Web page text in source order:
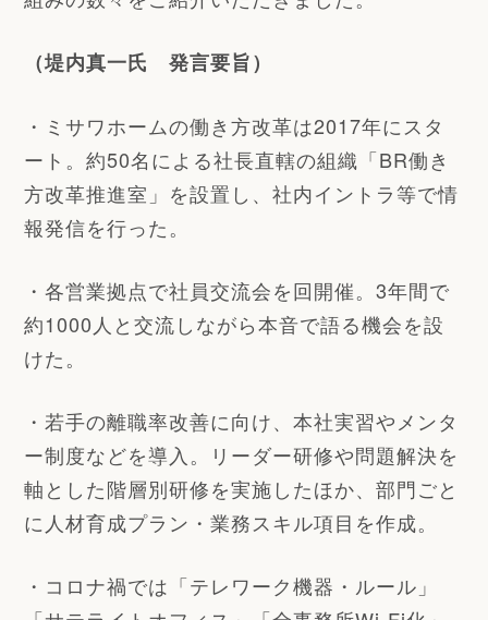
（堤内真一氏 発言要旨）
・ミサワホームの働き方改革は2017年にスタ
ート。約50名による社長直轄の組織「BR働き
方改革推進室」を設置し、社内イントラ等で情
報発信を行った。
・各営業拠点で社員交流会を回開催。3年間で
約1000人と交流しながら本音で語る機会を設
けた。
・若手の離職率改善に向け、本社実習やメンタ
ー制度などを導入。リーダー研修や問題解決を
軸とした階層別研修を実施したほか、部門ごと
に人材育成プラン・業務スキル項目を作成。
・コロナ禍では「テレワーク機器・ルール」